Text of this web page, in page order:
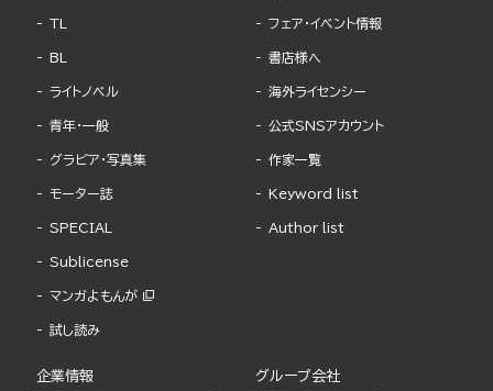
TL
BL
ライトノベル
青年・一般
グラビア・写真集
モーター誌
SPECIAL
Sublicense
マンガよもんが
試し読み
フェア・イベント情報
書店様へ
海外ライセンシー
公式SNSアカウント
作家一覧
Keyword list
Author list
企業情報 グループ会社